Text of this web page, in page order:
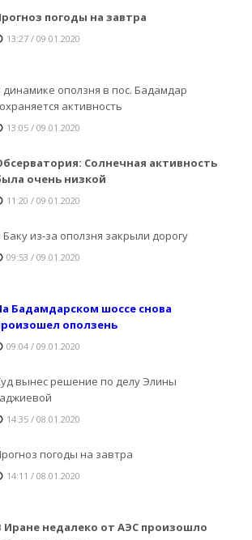
погоды на завтра
13:27 / 09.01.2020
динамике оползня в пос. Бадамдар
активность
13:05 / 09.01.2020
Солнечная активность
очень низкой
11:20 / 09.01.2020
Баку из-за оползня закрыли дорогу
09:53 / 09.01.2020
Бадамдарском шоссе снова
оползень
09:04 / 09.01.2020
вынес решение по делу Элины
14:35 / 08.01.2020
погоды на завтра
14:11 / 08.01.2020
Иране недалеко от АЭС произошло